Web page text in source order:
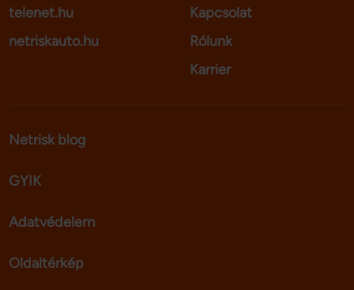
telenet.hu
netriskauto.hu
Kapcsolat
Rólunk
Karrier
Netrisk blog
GYIK
Adatvédelem
Oldaltérkép